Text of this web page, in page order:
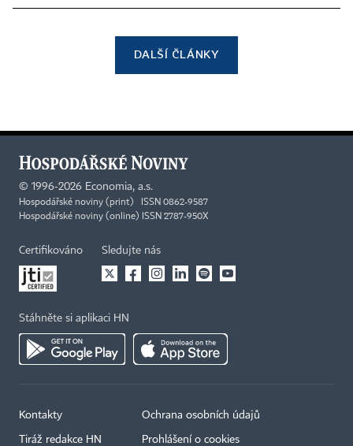
DALŠÍ ČLÁNKY
© 1996-2026 Economia, a.s.
Hospodářské noviny (print) ISSN 0862-9587
Hospodářské noviny (online) ISSN 2787-950X
Certifikováno Sledujte nás
Stáhněte si aplikaci HN
Kontakty
Tiráž redakce HN
Ochrana osobních údajů
Prohlášení o cookies